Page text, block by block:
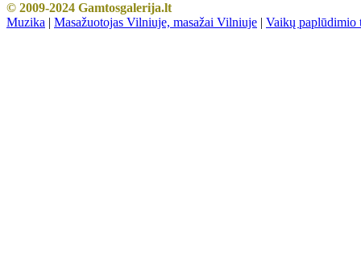
© 2009-2024 Gamtosgalerija.lt
Muzika | Masažuotojas Vilniuje, masažai Vilniuje | Vaikų paplūdimio